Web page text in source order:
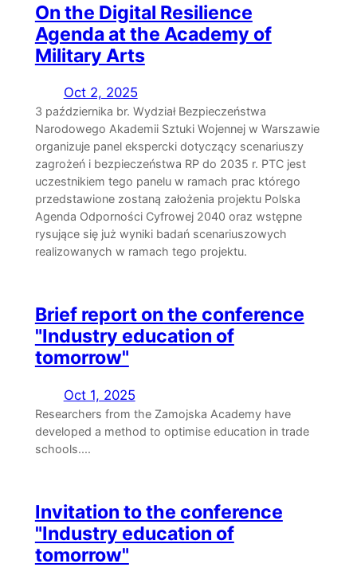
On the Digital Resilience
Agenda at the Academy of
Military Arts
Oct 2, 2025
3 października br. Wydział Bezpieczeństwa
Narodowego Akademii Sztuki Wojennej w Warszawie
organizuje panel ekspercki dotyczący scenariuszy
zagrożeń i bezpieczeństwa RP do 2035 r. PTC jest
uczestnikiem tego panelu w ramach prac którego
przedstawione zostaną założenia projektu Polska
Agenda Odporności Cyfrowej 2040 oraz wstępne
rysujące się już wyniki badań scenariuszowych
realizowanych w ramach tego projektu.
Brief report on the conference
"Industry education of
tomorrow"
Oct 1, 2025
Researchers from the Zamojska Academy have
developed a method to optimise education in trade
schools....
Invitation to the conference
"Industry education of
tomorrow"